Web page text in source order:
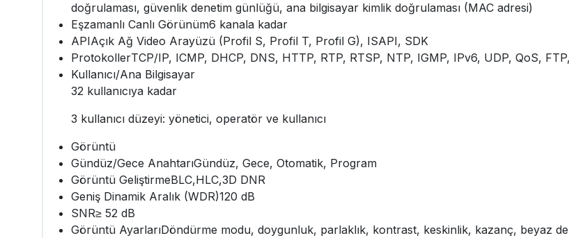
doğrulaması, güvenlik denetim günlüğü, ana bilgisayar kimlik doğrulaması (MAC adresi)
Eşzamanlı Canlı Görünüm6 kanala kadar
APIAçık Ağ Video Arayüzü (Profil S, Profil T, Profil G), ISAPI, SDK
ProtokollerTCP/IP, ICMP, DHCP, DNS, HTTP, RTP, RTSP, NTP, IGMP, IPv6, UDP, QoS,
Kullanıcı/Ana Bilgisayar
32 kullanıcıya kadar
3 kullanıcı düzeyi: yönetici, operatör ve kullanıcı
Görüntü
Gündüz/Gece AnahtarıGündüz, Gece, Otomatik, Program
Görüntü GeliştirmeBLC,HLC,3D DNR
Geniş Dinamik Aralık (WDR)120 dB
SNR≥ 52 dB
Görüntü AyarlarıDöndürme modu, doygunluk, parlaklık, kontrast, keskinlik, kazanç, beyaz